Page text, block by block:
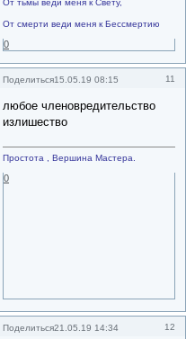
От тьмы веди меня к Свету,
От смерти веди меня к Бессмертию
0
Поделиться 11
15.05.19 08:15
любое членовредительство
излишество
Простота , Вершина Мастера.
0
Поделиться 12
21.05.19 14:34